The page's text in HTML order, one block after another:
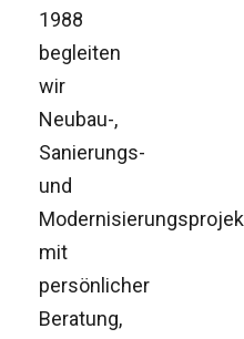
1988
begleiten
wir
Neubau-,
Sanierungs-
und
mit
persönlicher
Beratung,